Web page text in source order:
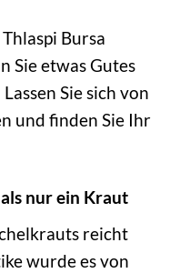
Bursa
Sie etwas Gutes
Sie sich von
und finden Sie Ihr
nur ein Kraut
reicht
wurde es von